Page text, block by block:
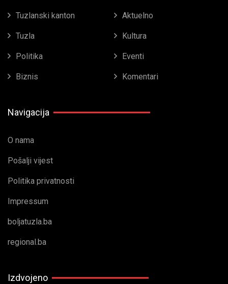
Tuzlanski kanton Aktuelno
Tuzla Kultura
Politika Eventi
Biznis Komentari
Navigacija
O nama
Pošalji vijest
Politika privatnosti
Impressum
boljatuzla.ba
regional.ba
Izdvojeno